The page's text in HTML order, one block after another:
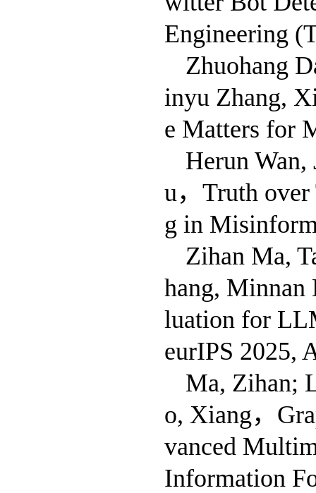
Engineering
Zhuohang
inyu Zhang,
e Matters for
Herun
u，Truth
g in
Zihan Ma,
hang, Minnan
luation for
eurIPS 2025,
Ma, Zihan;
o, Xiang，
vanced
Information